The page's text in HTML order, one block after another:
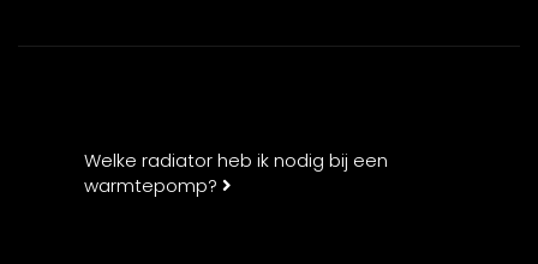
Welke radiator heb ik nodig bij een
warmtepomp?